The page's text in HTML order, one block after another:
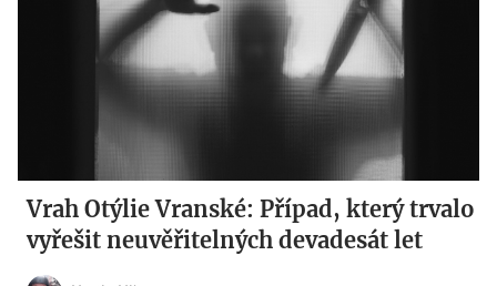
Vrah Otýlie Vranské: Případ, který trvalo
vyřešit neuvěřitelných devadesát let